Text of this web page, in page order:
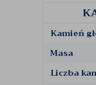
Kamień
Masa
Liczba